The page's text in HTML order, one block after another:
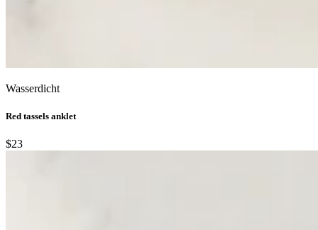
Wasserdicht
Red tassels anklet
$23